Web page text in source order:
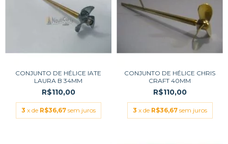
CONJUNTO DE HÉLICE IATE
LAURA B 34MM
R$110,00
3 x de R$36,67 sem juros
CONJUNTO DE HÉLICE CHRIS
CRAFT 40MM
R$110,00
3 x de R$36,67 sem juros